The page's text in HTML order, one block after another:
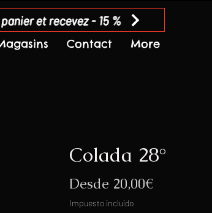
et recevez - 15 %
Contact More
Colada 28°
Desde 20,00€Precio
Impuesto incluido